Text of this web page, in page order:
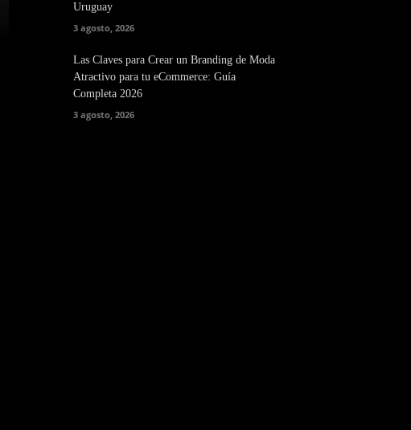
Uruguay
3 agosto, 2026
Las Claves para Crear un Branding de Moda
Atractivo para tu eCommerce: Guía
Completa 2026
3 agosto, 2026